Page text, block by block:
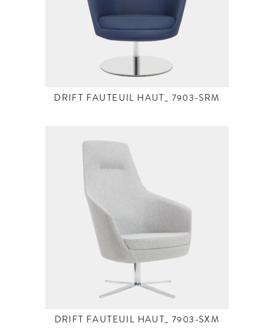
DRIFT FAUTEUIL HAUT_ 7903-SRM
DRIFT FAUTEUIL HAUT_ 7903-SXM